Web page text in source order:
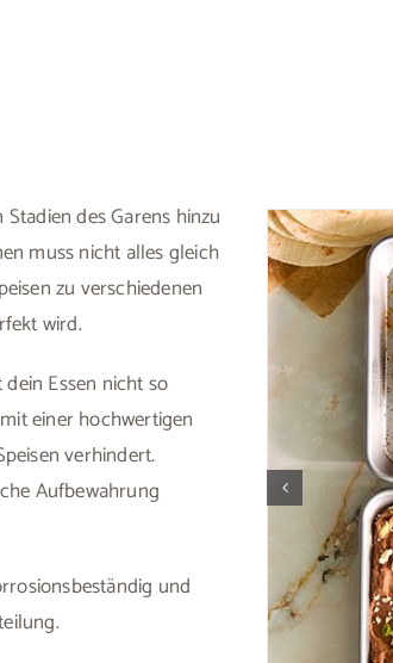
des Garens hinzu
muss nicht alles gleich
zu verschiedenen
wird.
Essen nicht so
einer hochwertigen
verhindert.
Aufbewahrung
und